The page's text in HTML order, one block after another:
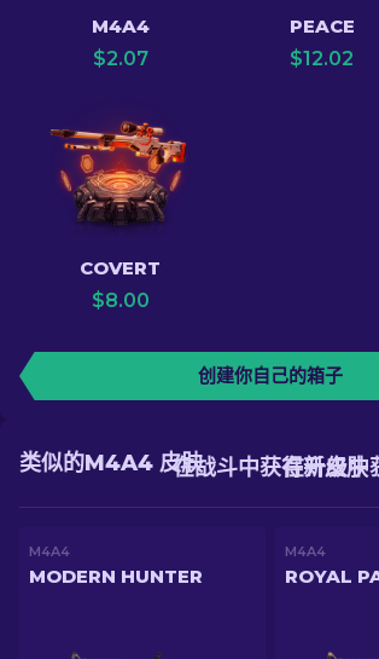
M4A4
$2.07
PEACE
$12.02
COVERT
$8.00
创建你自己的箱子
在升级中
在战斗中获得新皮肤
类似的M4A4 皮肤
M4A4
MODERN HUNTER
M4A4
ROYAL